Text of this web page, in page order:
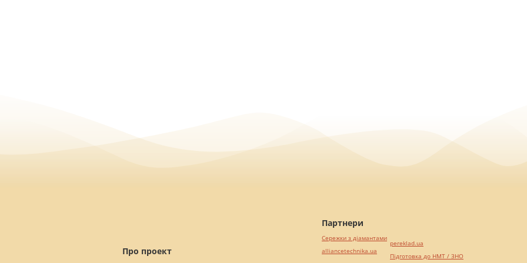
Про проект
Партнери
Сережки з діамантами
alliancetechnika.ua
pereklad.ua
Підготовка до НМТ / ЗНО